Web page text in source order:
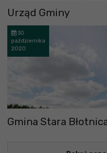
Urząd Gminy
30
października
2020
Gmina Stara